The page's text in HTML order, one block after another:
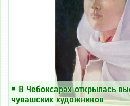
￭ В Чебоксарах открылась
чувашских художников